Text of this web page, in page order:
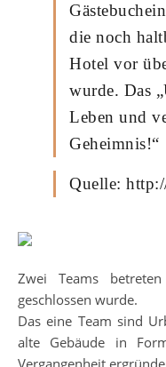
die noch
Hotel vor
wurde. Das
Leben und
Geheimnis!“
Quelle:
Zwei Teams
geschlossen wurde.
Das eine Team sind
alte Gebäude in
Vergangenheit